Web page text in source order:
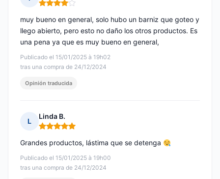
Nota: 4 de 5
Publicado el 15/01/2025 à 19h02
tras una compra de 24/12/2024
muy bueno en general, solo hubo un barniz que goteo y
llego abierto, pero esto no daño los otros productos. Es
una pena ya que es muy bueno en general,
Opinión traducida
L
Linda B.
Nota: 5 de 5
Publicado el 15/01/2025 à 19h00
tras una compra de 24/12/2024
Grandes productos, lástima que se detenga